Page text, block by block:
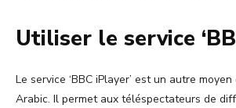
Utiliser le service
Le service ‘BBC iPlayer’ est un autre
Arabic. Il permet aux téléspectateurs de